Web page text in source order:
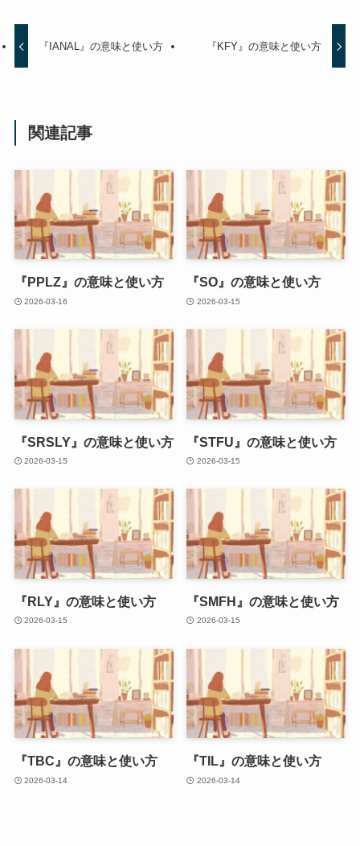
『IANAL』の意味と使い方 『KFY』の意味と使い方
関連記事
『PPLZ』の意味と使い方
2026-03-16
『SO』の意味と使い方
2026-03-15
『SRSLY』の意味と使い方
2026-03-15
『STFU』の意味と使い方
2026-03-15
『RLY』の意味と使い方
2026-03-15
『SMFH』の意味と使い方
2026-03-15
『TBC』の意味と使い方
2026-03-14
『TIL』の意味と使い方
2026-03-14